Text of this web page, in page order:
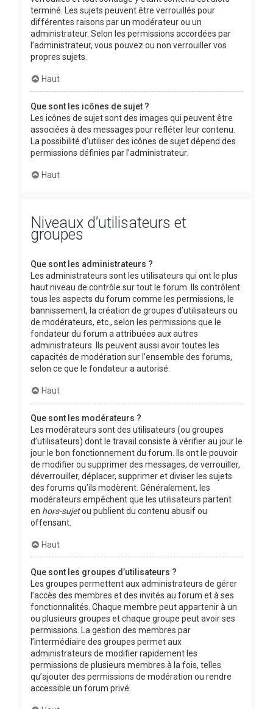
terminé. Les sujets peuvent être verrouillés pour
différentes raisons par un modérateur ou un
administrateur. Selon les permissions accordées par
l’administrateur, vous pouvez ou non verrouiller vos
propres sujets.
Haut
Que sont les icônes de sujet ?
Les icônes de sujet sont des images qui peuvent être
associées à des messages pour refléter leur contenu.
La possibilité d’utiliser des icônes de sujet dépend des
permissions définies par l’administrateur.
Haut
Niveaux d’utilisateurs et
groupes
Que sont les administrateurs ?
Les administrateurs sont les utilisateurs qui ont le plus
haut niveau de contrôle sur tout le forum. Ils contrôlent
tous les aspects du forum comme les permissions, le
bannissement, la création de groupes d’utilisateurs ou
de modérateurs, etc., selon les permissions que le
fondateur du forum a attribuées aux autres
administrateurs. Ils peuvent aussi avoir toutes les
capacités de modération sur l’ensemble des forums,
selon ce que le fondateur a autorisé.
Haut
Que sont les modérateurs ?
Les modérateurs sont des utilisateurs (ou groupes
d’utilisateurs) dont le travail consiste à vérifier au jour le
jour le bon fonctionnement du forum. Ils ont le pouvoir
de modifier ou supprimer des messages, de verrouiller,
déverrouiller, déplacer, supprimer et diviser les sujets
des forums qu’ils modèrent. Généralement, les
modérateurs empêchent que les utilisateurs partent
en hors-sujetou publient du contenu abusif ou
offensant.
Haut
Que sont les groupes d’utilisateurs ?
Les groupes permettent aux administrateurs de gérer
l’accès des membres et des invités au forum et à ses
fonctionnalités. Chaque membre peut appartenir à un
ou plusieurs groupes et chaque groupe peut avoir ses
permissions. La gestion des membres par
l’intermédiaire des groupes permet aux
administrateurs de modifier rapidement les
permissions de plusieurs membres à la fois, telles
qu’ajouter des permissions de modération ou rendre
accessible un forum privé.